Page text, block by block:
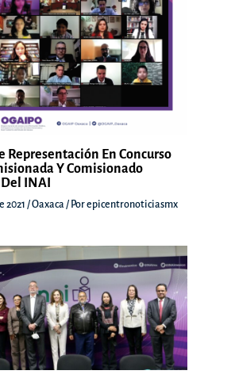
Representación En Concurso
Y Comisionado
INAI
2021 /Oaxaca / Porepicentronoticiasmx